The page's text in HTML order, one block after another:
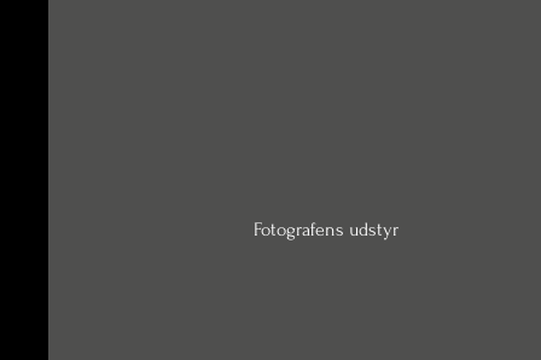
Fotografens udstyr